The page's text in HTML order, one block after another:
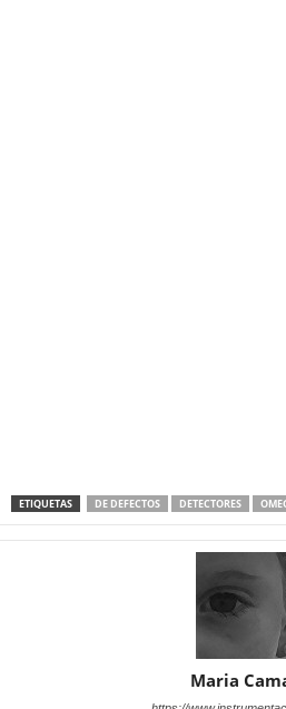
ETIQUETAS DE DEFECTOS DETECTORES
Maria